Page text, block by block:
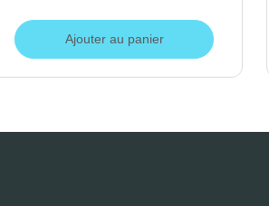
Ajouter au panier